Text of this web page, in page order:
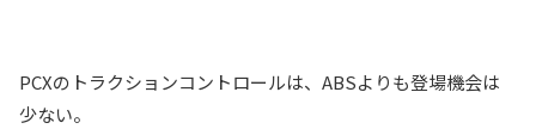
PCXのトラクションコントロールは、ABSよりも登場機会は
少ない。